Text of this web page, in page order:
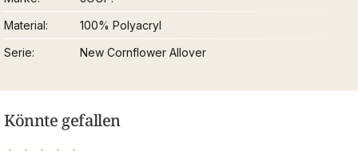
Material
100% Polyacryl
Serie
New Cornflower Allover
Könnte gefallen